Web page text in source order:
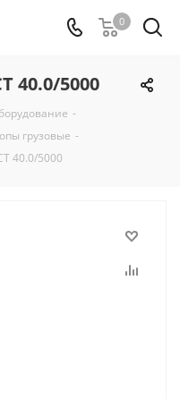
0
40.0/5000
-
грузовые -
40.0/5000